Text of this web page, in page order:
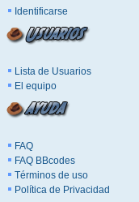
Identificarse
Lista de Usuarios
El equipo
FAQ
FAQ BBcodes
Términos de uso
Política de Privacidad